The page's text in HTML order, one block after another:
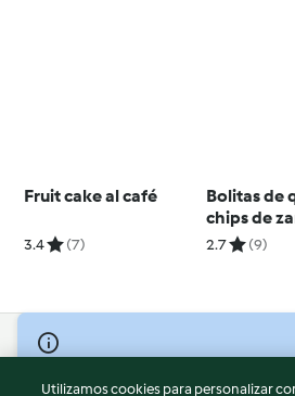
Fruit cake al café
3.4 (7)
Bolitas de
chips de
2.7 (9)
© Copyright 2026
Utilizamos cookies para personalizar